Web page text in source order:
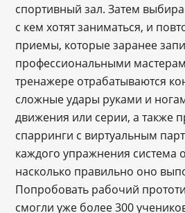
спортивный зал. Затем
с кем хотят заниматься, и
приемы, которые заранее
профессиональными
тренажере отрабатываются
сложные удары руками и
движения или серии, а также
спарринги с виртуальным
каждого упражнения система
насколько правильно оно
Попробовать рабочий
смогли уже более 300